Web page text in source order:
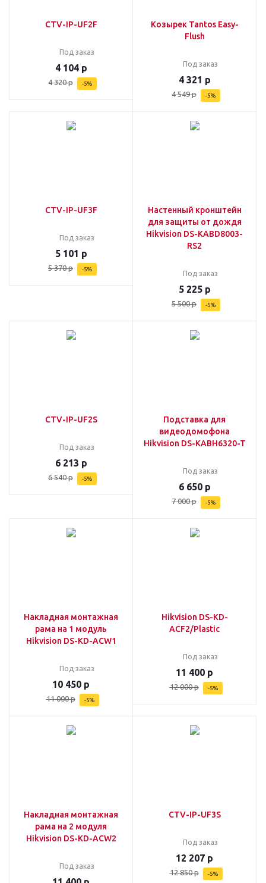
CTV-IP-UF2F
Под заказ
4 104р
4 320р -5%
Козырек Tantos Easy-
Flush
Под заказ
4 321 р
4 549р -5%
CTV-IP-UF3F
Под заказ
5 101 р
5 370р -5%
Настенный кронштейн
для защиты от дождя
Hikvision DS-KABD8003-
RS2
Под заказ
5 225р
5 500р -5%
CTV-IP-UF2S
Под заказ
6 213 р
6 540р -5%
Подставка для
видеодомофона
Hikvision DS-KABH6320-T
Под заказ
6 650р
7 000р -5%
Накладная монтажная
рама на 1 модуль
Hikvision DS-KD-ACW1
Под заказ
10 450 р
11 000р -5%
Hikvision DS-KD-
ACF2/Plastic
Под заказ
11 400 р
12 000р -5%
Накладная монтажная
рама на 2 модуля
Hikvision DS-KD-ACW2
Под заказ
CTV-IP-UF3S
Под заказ
12 207 р
12 850р -5%